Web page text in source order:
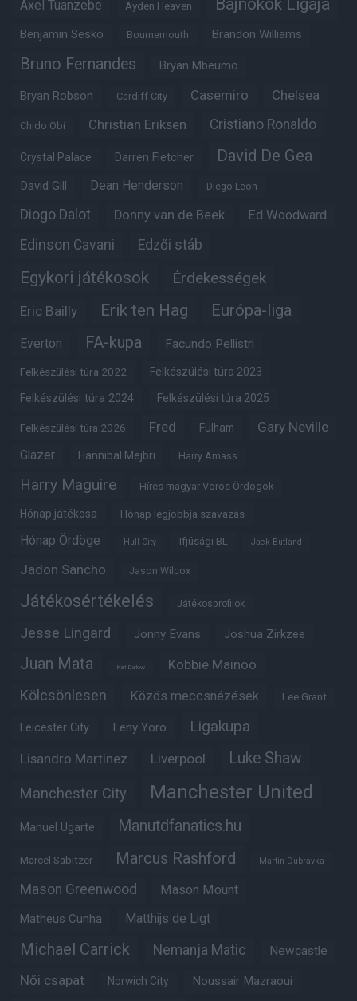
Axel Tuanzebe Ayden Heaven Bajnokok Ligája
Benjamin Sesko Bournemouth Brandon Williams
Bruno Fernandes Bryan Mbeumo
Bryan Robson Cardiff City Casemiro Chelsea
Chido Obi Christian Eriksen Cristiano Ronaldo
Crystal Palace Darren Fletcher David De Gea
David Gill Dean Henderson Diego Leon
Diogo Dalot Donny van de Beek Ed Woodward
Edinson Cavani Edzői stáb
Egykori játékosok Érdekességek
Eric Bailly Erik ten Hag Európa-liga
Everton FA-kupa Facundo Pellistri
Felkészülési túra 2022 Felkészülési túra 2023
Felkészülési túra 2024 Felkészülési túra 2025
Felkészülési túra 2026 Fred Fulham Gary Neville
Glazer Hannibal Mejbri Harry Amass
Harry Maguire Híres magyar Vörös Ördögök
Hónap játékosa Hónap legjobbja szavazás
Hónap Ördöge Hull City Ifjúsági BL Jack Butland
Jadon Sancho Jason Wilcox
Játékosértékelés Játékosprofilok
Jesse Lingard Jonny Evans Joshua Zirkzee
Juan Mata Karl Darlow Kobbie Mainoo
Kölcsönlesen Közös meccsnézések Lee Grant
Leicester City Leny Yoro Ligakupa
Lisandro Martinez Liverpool Luke Shaw
Manchester City Manchester United
Manuel Ugarte Manutdfanatics.hu
Marcel Sabitzer Marcus Rashford Martin Dubravka
Mason Greenwood Mason Mount
Matheus Cunha Matthijs de Ligt
Michael Carrick Nemanja Matic Newcastle
Női csapat Norwich City Noussair Mazraoui